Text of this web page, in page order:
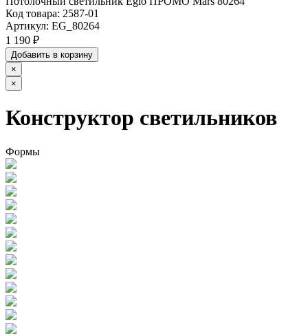
Код товара: 2587-01
Артикул: EG_80264
1 190 ₽
Добавить в корзину
×
×
Конструктор светильников
Формы